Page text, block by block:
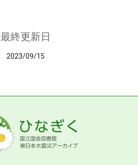
最終更新日
2023/09/15